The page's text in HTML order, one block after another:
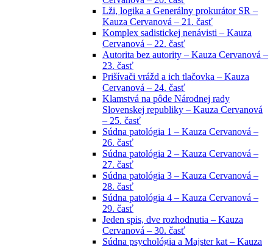
Lži, logika a Generálny prokurátor SR –
Kauza Cervanová – 21. časť
Komplex sadistickej nenávisti – Kauza
Cervanová – 22. časť
Autorita bez autority – Kauza Cervanová –
23. časť
Prišívači vrážd a ich tlačovka – Kauza
Cervanová – 24. časť
Klamstvá na pôde Národnej rady
Slovenskej republiky – Kauza Cervanová
– 25. časť
Súdna patológia 1 – Kauza Cervanová –
26. časť
Súdna patológia 2 – Kauza Cervanová –
27. časť
Súdna patológia 3 – Kauza Cervanová –
28. časť
Súdna patológia 4 – Kauza Cervanová –
29. časť
Jeden spis, dve rozhodnutia – Kauza
Cervanová – 30. časť
Súdna psychológia a Majster kat – Kauza